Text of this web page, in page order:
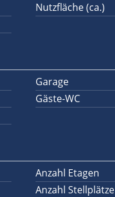
Nutzfläche (ca.)
Garage
Gäste-WC
Anzahl Etagen
Anzahl Stellplätze